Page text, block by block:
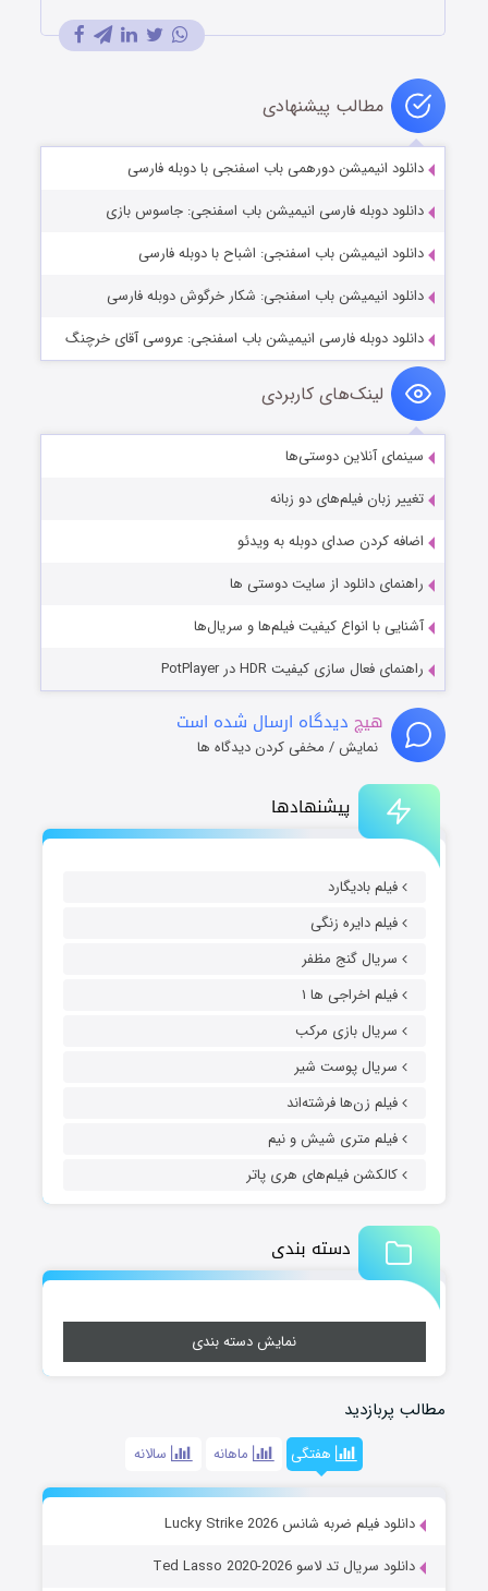
پیشنهادها
فیلم بادیگارد
فیلم دایره زنگی
سریال گنج مظفر
فیلم اخراجی ها ۱
سریال بازی مرکب
سریال پوست شیر
فیلم زن‌ها فرشته‌اند
فیلم متری شیش و نیم
کالکشن فیلم‌های هری پاتر
دسته بندی
نمایش دسته بندی
مطالب پربازدید
هفتگی ماهانه سالانه
دانلود فیلم ضربه شانس Lucky Strike 2026
دانلود سریال تد لاسو Ted Lasso 2020-2026
مطالب پیشنهادی
دانلود انیمیشن دورهمی باب اسفنجی با دوبله فارسی
دانلود دوبله فارسی انیمیشن باب اسفنجی: جاسوس بازی
دانلود انیمیشن باب اسفنجی: اشباح با دوبله فارسی
دانلود انیمیشن باب اسفنجی: شکار خرگوش دوبله فارسی
دانلود دوبله فارسی انیمیشن باب اسفنجی: عروسی آقای خرچنگ
لینک‌های کاربردی
سینمای آنلاین دوستی‌ها
تغییر زبان فیلم‌های دو زبانه
اضافه کردن صدای دوبله به ویدئو
راهنمای دانلود از سایت دوستی ها
آشنایی با انواع کیفیت فیلم‌ها و سریال‌ها
راهنمای فعال سازی کیفیت HDR در PotPlayer
هیچ دیدگاه ارسال شده است
نمایش / مخفی کردن دیدگاه ها